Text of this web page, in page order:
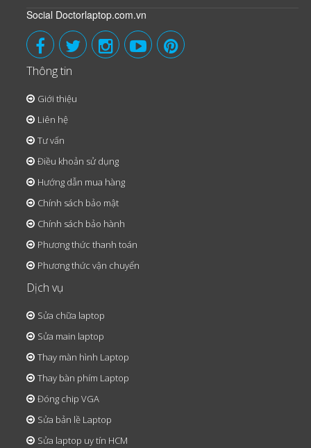
Social Doctorlaptop.com.vn
Thông tin
Giới thiệu
Liên hệ
Tư vấn
Điều khoản sử dụng
Hướng dẫn mua hàng
Chính sách bảo mật
Chính sách bảo hành
Phương thức thanh toán
Phương thức vận chuyển
Dịch vụ
Sửa chữa laptop
Sửa main laptop
Thay màn hình Laptop
Thay bàn phím Laptop
Đóng chip VGA
Sửa bản lề Laptop
Sửa laptop uy tín HCM